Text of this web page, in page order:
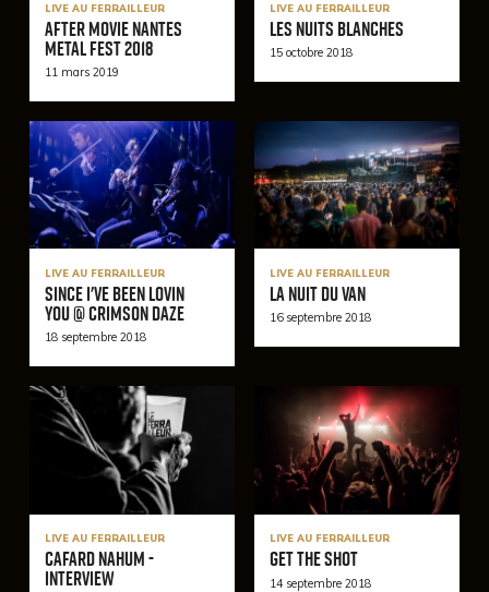
LIVE AU FERRAILLEUR
After Movie Nantes
Metal Fest 2018
11 mars 2019
LIVE AU FERRAILLEUR
Les nuits blanches
15 octobre 2018
LIVE AU FERRAILLEUR
Since I've Been Lovin
You @ Crimson Daze
18 septembre 2018
LIVE AU FERRAILLEUR
La Nuit du VAN
16 septembre 2018
LIVE AU FERRAILLEUR
Cafard Nahum -
Interview
LIVE AU FERRAILLEUR
Get the shot
14 septembre 2018